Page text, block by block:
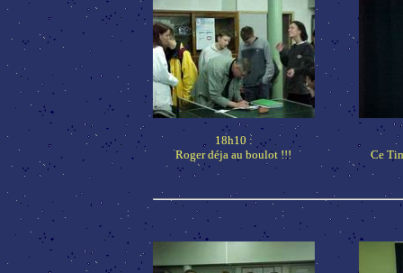
18h10 :
Roger déja au boulot !!!
Ce